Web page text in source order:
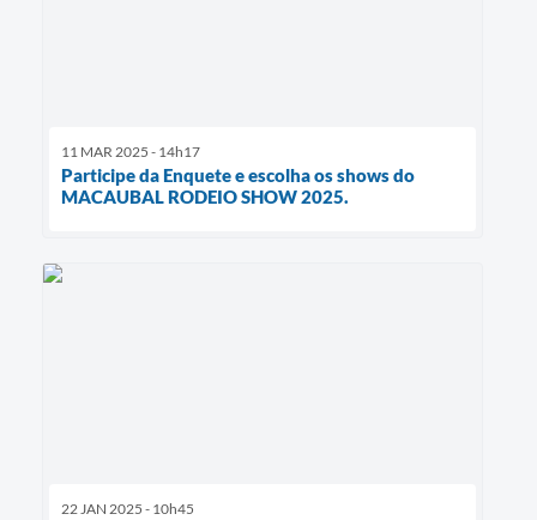
11 MAR 2025 - 14h17
Participe da Enquete e escolha os shows do
MACAUBAL RODEIO SHOW 2025.
22 JAN 2025 - 10h45